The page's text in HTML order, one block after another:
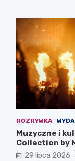
ROZRYWKA
Muzyczne i
Collection by
29 lipca 2026